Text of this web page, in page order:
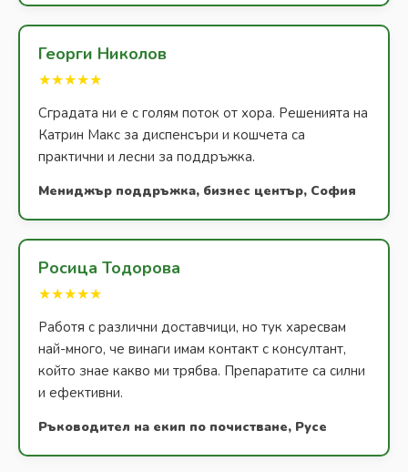
Георги Николов
★★★★★
Сградата ни е с голям поток от хора. Решенията на
Катрин Макс за диспенсъри и кошчета са
практични и лесни за поддръжка.
Мениджър поддръжка, бизнес център, София
Росица Тодорова
★★★★★
Работя с различни доставчици, но тук харесвам
най-много, че винаги имам контакт с консултант,
който знае какво ми трябва. Препаратите са силни
и ефективни.
Ръководител на екип по почистване, Русе